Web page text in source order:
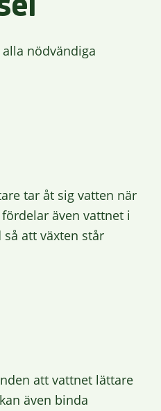
nödvändiga
tar åt sig vatten när
även vattnet i
så att växten står
att vattnet lättare
även binda